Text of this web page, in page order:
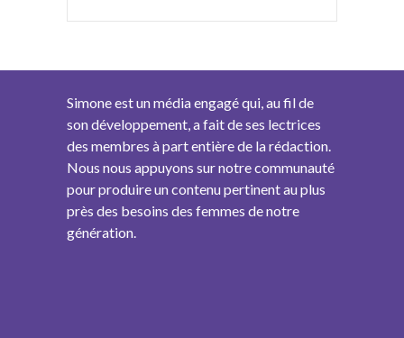
Simone est un média engagé qui, au fil de
son développement, a fait de ses lectrices
des membres à part entière de la rédaction.
Nous nous appuyons sur notre communauté
pour produire un contenu pertinent au plus
près des besoins des femmes de notre
génération.